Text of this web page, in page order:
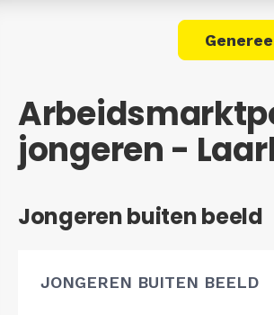
jongeren -
Jongeren buiten beeld
JONGEREN BUITEN BEELD